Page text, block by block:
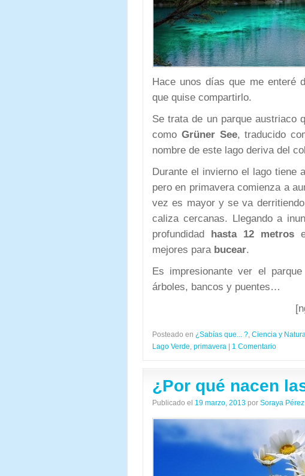
Hace unos días que me enteré
que quise compartirlo.
Se trata de un parque austriaco
como Grüner See, traducido
nombre de este lago deriva del
Durante el invierno el lago tiene
pero en primavera comienza a
vez es mayor y se va
caliza cercanas. Llegando a
profundidad hasta 12 metros
mejores para bucear.
Es impresionante ver el
árboles, bancos y puentes…
Posteado en ¿Sabías que... ?, Ciencia y
Lago Verde, primavera 1 Comentario
¿Por qué nacen
Publicado el 19 marzo, 2013 por Soraya Pérez